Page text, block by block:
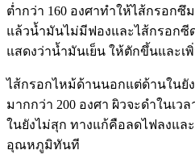
ต่ำกว่า 160 องศาทำให้ไส้กรอก
แล้วน้ำมันไม่มีฟองและไส้กรอกซี
แสดงว่าน้ำมันเย็น ให้ตักขึ้นและเ
ไส้กรอกไหม้ด้านนอกแต่ด้านในยั
มากกว่า 200 องศา ผิวจะดำในเ
ในยังไม่สุก ทางแก้คือลดไฟลงแล
อุณหภูมิทันที